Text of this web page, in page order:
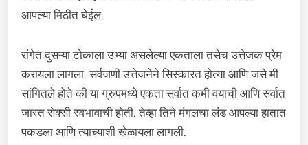
आपल्या मिठीत घेईल.
रांगेत दुसऱ्या टोकाला उभ्या असलेल्या एकताला तसेच उत्तेजक प्रेम
करायला लागला. सर्वजणी उत्तेजनेने सिस्कारत होत्या आणि जसे मी
सांगितले होते की या ग्रुपमध्ये एकता सर्वात कमी वयाची आणि सर्वात
जास्त सेक्सी स्वभावाची होती. तेव्हा तिने मंगलचा लंड आपल्या हातात
पकडला आणि त्याच्याशी खेळायला लागली.